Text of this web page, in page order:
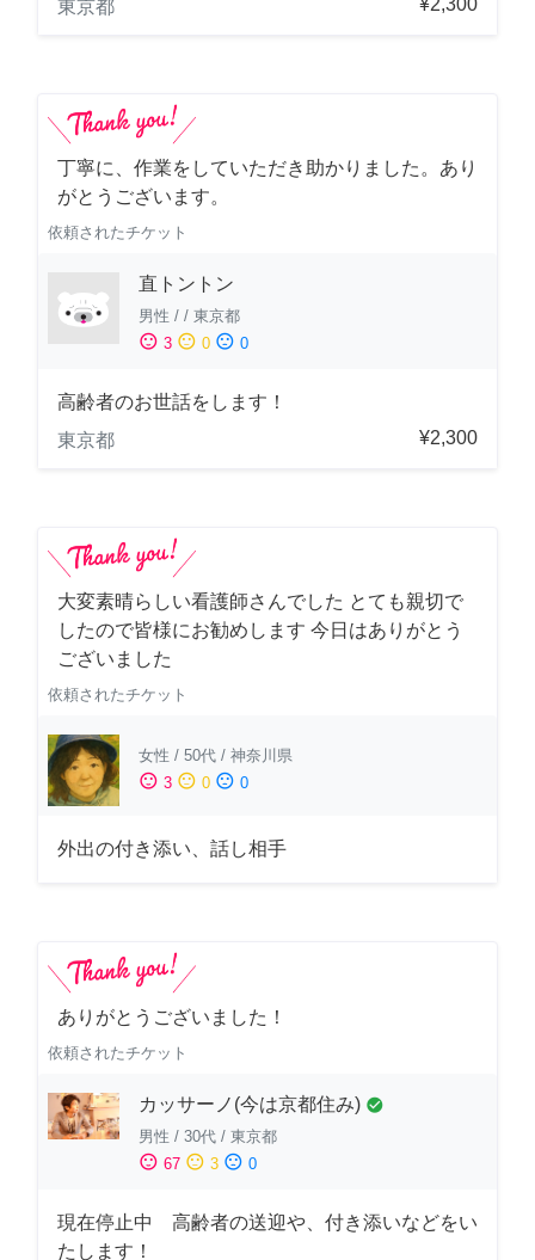
東京都
丁寧に、作業をしていただき助かりました。あり
がとうございます。
依頼されたチケット
直トントン
男性 / / 東京都
sentiment_satisfied 3 sentiment_neutral 0 sentiment_dissatisfied 0
高齢者のお世話をします！
東京都
¥2,300
大変素晴らしい看護師さんでした とても親切で
したので皆様にお勧めします 今日はありがとう
ございました
依頼されたチケット
女性 / 50代 / 神奈川県
sentiment_satisfied 3 sentiment_neutral 0 sentiment_dissatisfied 0
外出の付き添い、話し相手
ありがとうございました！
依頼されたチケット
カッサーノ(今は京都住み) check_circle
男性 / 30代 / 東京都
sentiment_satisfied 67 sentiment_neutral 3 sentiment_dissatisfied 0
現在停止中 高齢者の送迎や、付き添いなどをい
たします！